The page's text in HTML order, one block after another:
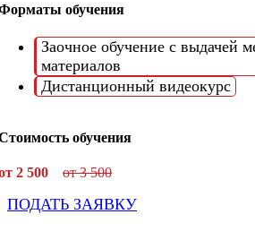
обучения
Заочное обучение с выдачей
материалов
Дистанционный видеокурс
обучения
2 500 от 3 500
ПОДАТЬ ЗАЯВКУ